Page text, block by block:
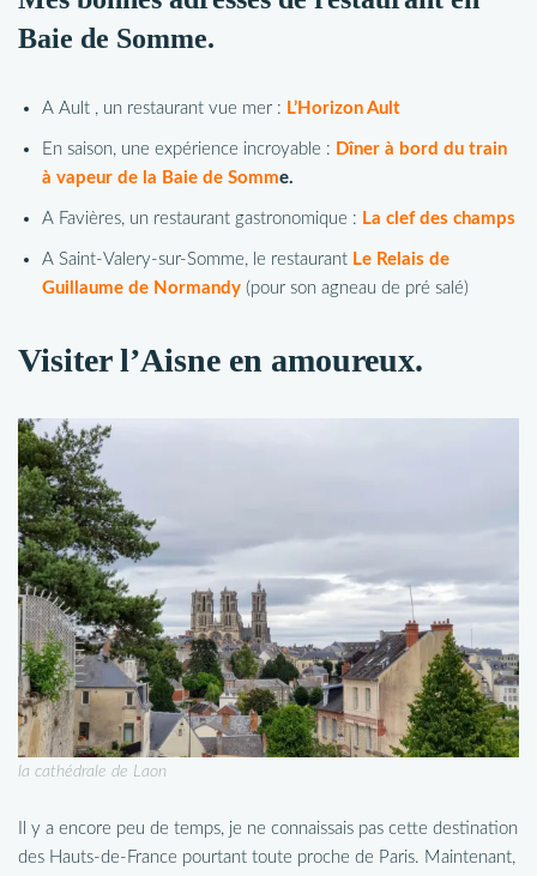
Baie de Somme.
A Ault , un restaurant vue mer : L’Horizon Ault
En saison, une expérience incroyable : Dîner à bord du train
à vapeur de la Baie de Somme.
A Favières, un restaurant gastronomique : La clef des champs
A Saint-Valery-sur-Somme, le restaurant Le Relais de
Guillaume de Normandy (pour son agneau de pré salé)
Visiter l’Aisne en amoureux.
la cathédrale de Laon
Il y a encore peu de temps, je ne connaissais pas cette destination
des Hauts-de-France pourtant toute proche de Paris. Maintenant,